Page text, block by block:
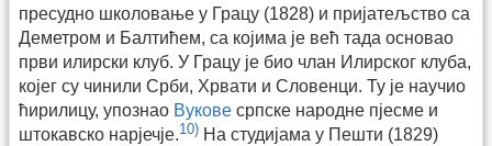
пресудно школовање у Грацу (1828) и пријатељство са
Деметром и Балтићем, са којима је већ тада основао
први илирски клуб. У Грацу је био члан Илирског клуба,
којег су чинили Срби, Хрвати и Словенци. Ту је научио
ћирилицу, упознао Вукове српске народне пјесме и
штокавско нарјечје.10) На студијама у Пешти (1829)